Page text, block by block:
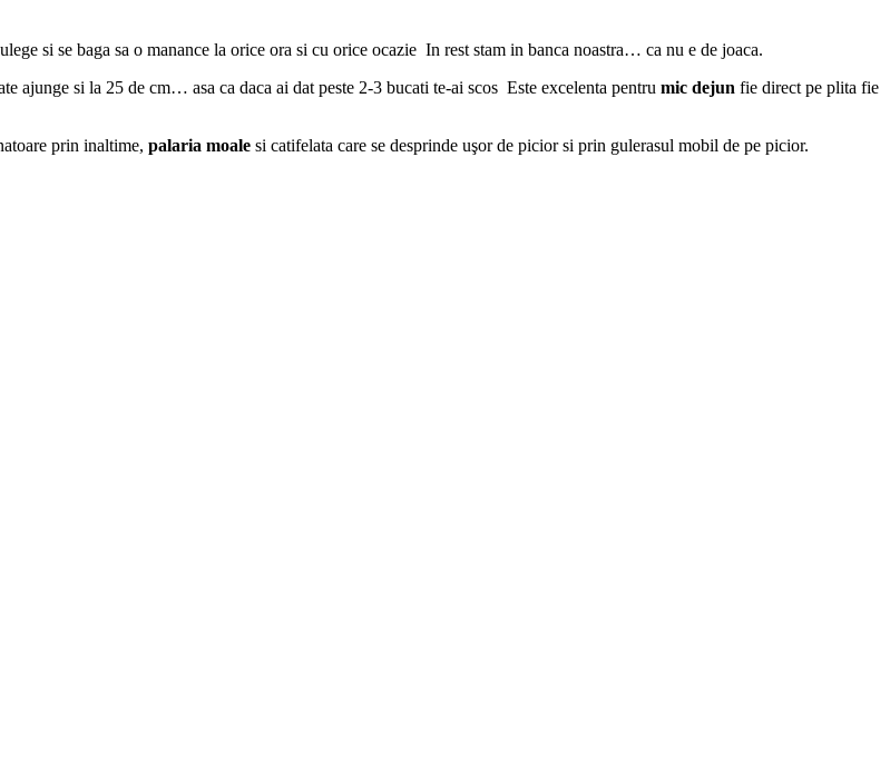
si se baga sa o manance la orice ora si cu orice ocazie In rest stam in banca noastra… ca nu e de joaca.
ajunge si la 25 de cm… asa ca daca ai dat peste 2-3 bucati te-ai scos Este excelenta pentru mic dejun fie direct pe plita fie
prin inaltime, palaria moale si catifelata care se desprinde uşor de picior si prin gulerasul mobil de pe picior.